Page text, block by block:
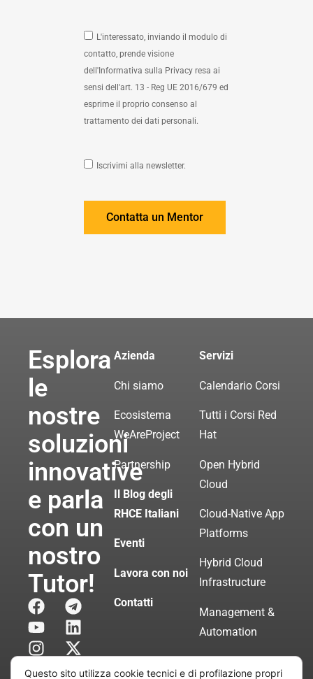
L'interessato, inviando il modulo di
contatto, prende visione
dell'Informativa sulla Privacy resa ai
sensi dell'art. 13 - Reg UE 2016/679 ed
esprime il proprio consenso al
trattamento dei dati personali.
Iscrivimi alla newsletter.
Contatta un Mentor
Esplora
le
nostre
soluzioni
innovative
e parla
con un
nostro
Tutor!
Azienda
Chi siamo
Ecosistema
WeAreProject
Partnership
Il Blog degli
RHCE Italiani
Eventi
Lavora con noi
Contatti
Servizi
Calendario Corsi
Tutti i Corsi Red
Hat
Open Hybrid
Cloud
Cloud-Native App
Platforms
Hybrid Cloud
Infrastructure
Management &
Automation
Servizi di
Questo sito utilizza cookie tecnici e di profilazione propri